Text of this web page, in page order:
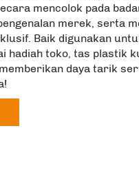
mencolok pada
merek, serta
Baik digunakan
hadiah toko, tas plastik
daya tarik